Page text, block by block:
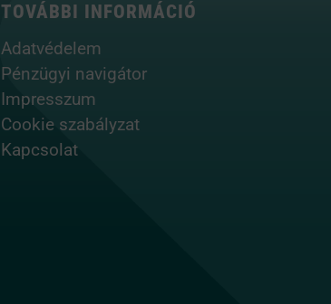
TOVÁBBI INFORMÁCIÓ
Adatvédelem
Pénzügyi navigátor
Impresszum
Cookie szabályzat
Kapcsolat